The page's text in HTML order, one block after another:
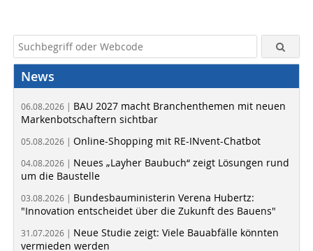
News
06.08.2026 | BAU 2027 macht Branchenthemen mit neuen
Markenbotschaftern sichtbar
05.08.2026 | Online-Shopping mit RE-INvent-Chatbot
04.08.2026 | Neues „Layher Baubuch“ zeigt Lösungen rund
um die Baustelle
03.08.2026 | Bundesbauministerin Verena Hubertz:
"Innovation entscheidet über die Zukunft des Bauens"
31.07.2026 | Neue Studie zeigt: Viele Bauabfälle könnten
vermieden werden